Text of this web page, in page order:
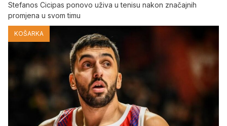
Stefanos Cicipas ponovo uživa u tenisu nakon značajnih
promjena u svom timu
KOŠARKA